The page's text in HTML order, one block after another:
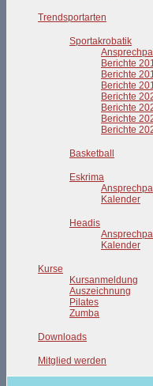
Trendsportarten
Sportakrobatik
Berichte
Berichte
Berichte
Berichte
Berichte
Berichte
Berichte
Basketball
Eskrima
Kalender
Headis
Kalender
Kurse
Kursanmeldung
Auszeichnung
Pilates
Zumba
Downloads
Mitglied werden